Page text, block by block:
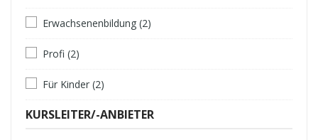
Erwachsenenbildung (2)
Profi (2)
Für Kinder (2)
KURSLEITER/-ANBIETER